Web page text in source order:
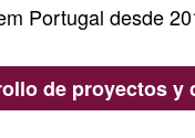
Portugal desde
de proyectos y